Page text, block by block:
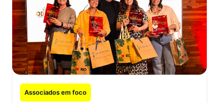
Associados em foco